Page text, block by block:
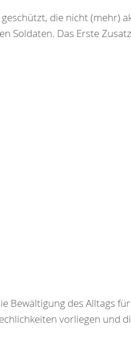
die nicht (mehr)
Soldaten. Das Erste
Bewältigung des Alltags
vorliegen und